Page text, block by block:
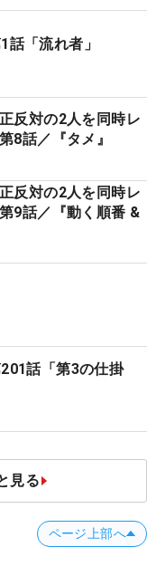
話「流れ者」
反対の2人を同時レ
8話／『タメ』
反対の2人を同時レ
9話／『動く順番 &
201話「第3の仕掛
見る
ページ上部へ